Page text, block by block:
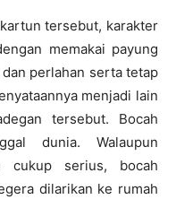
tersebut, karakter
memakai payung
perlahan serta tetap
menjadi lain
tersebut. Bocah
dunia. Walaupun
cukup serius, bocah
dilarikan ke rumah